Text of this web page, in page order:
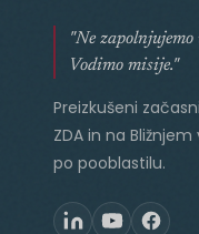
"Ne zapolnjujemo
Vodimo misije."
Preizkušeni
ZDA in na
po pooblastilu.